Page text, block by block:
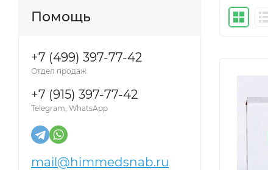
Помощь
+7 (499) 397-77-42
Отдел продаж
+7 (915) 397-77-42
Telegram, WhatsApp
mail@himmedsnab.ru